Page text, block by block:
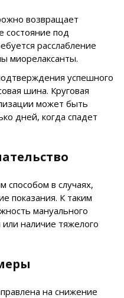
возвращает
состояние под
расслабление
миорелаксанты.
успешного
шина. Круговая
может быть
дней, когда спадет
способом в случаях,
показания. К таким
мануального
наличие тяжелого
на снижение